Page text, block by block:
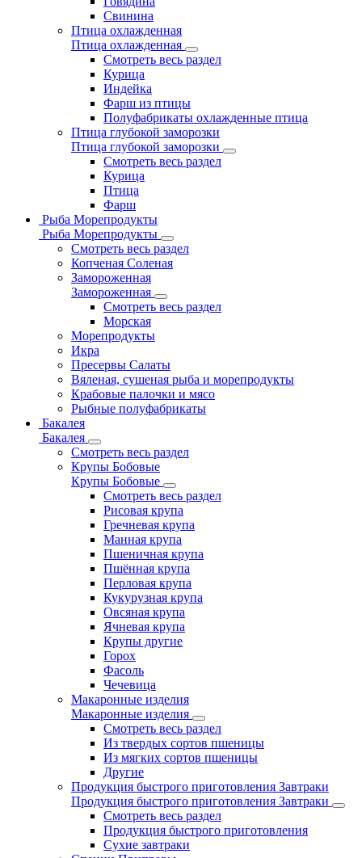
Свинина
Птица охлажденная
Птица охлажденная
Смотреть весь раздел
Курица
Индейка
Фарш из птицы
Полуфабрикаты охлажденные птица
Птица глубокой заморозки
Птица глубокой заморозки
Смотреть весь раздел
Курица
Птица
Фарш
Рыба Морепродукты
Рыба Морепродукты
Смотреть весь раздел
Копченая Соленая
Замороженная
Замороженная
Смотреть весь раздел
Морская
Морепродукты
Икра
Пресервы Салаты
Вяленая, сушеная рыба и морепродукты
Крабовые палочки и мясо
Рыбные полуфабрикаты
Бакалея
Бакалея
Смотреть весь раздел
Крупы Бобовые
Крупы Бобовые
Смотреть весь раздел
Рисовая крупа
Гречневая крупа
Манная крупа
Пшеничная крупа
Пшённая крупа
Перловая крупа
Кукурузная крупа
Овсяная крупа
Ячневая крупа
Крупы другие
Горох
Фасоль
Чечевица
Макаронные изделия
Макаронные изделия
Смотреть весь раздел
Из твердых сортов пшеницы
Из мягких сортов пшеницы
Другие
Продукция быстрого приготовления Завтраки
Продукция быстрого приготовления Завтраки
Смотреть весь раздел
Продукция быстрого приготовления
Сухие завтраки